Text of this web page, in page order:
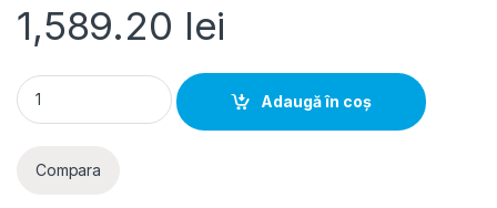
1,589.20 lei
Comutator Sursă Manual 4P (3P+N) 63A, Hager | HIM406
Adaugă în coș
Compara